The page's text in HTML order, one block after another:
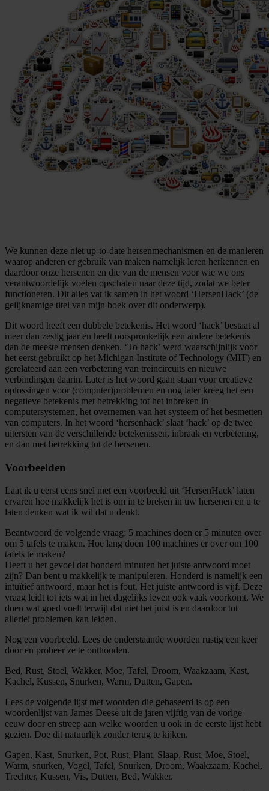
We kunnen deze niet up-to-date hersenmechanismen en de manieren
waarop anderen er gebruik van maken namelijk leren herkennen en
daardoor onze hersenen en die van de mensen voor wie we ons
verantwoordelijk voelen opschalen naar deze tijd, zodat we beter
functioneren. Dit alles vat ik samen in het woord ‘HersenHack’ (de
gelijknamige titel van mijn boek over dit onderwerp).
Dit woord heeft een dubbele betekenis. Het woord ‘hack’ bestaat al
meer dan zestig jaar en heeft oorspronkelijk een andere betekenis
dan de meeste mensen denken. ‘To hack’ werd waarschijnlijk voor
het eerst gebruikt op het Michigan Institute of Technology (MIT) en
gerelateerd aan een verbetering van treincircuits en nieuwe
verbindingen daarin. Later is het woord gaan staan voor creatieve
oplossingen voor (computer)problemen en nog later kreeg het een
negatieve betekenis met betrekking tot het inbreken in
computersystemen, het overnemen van het systeem of het besmetten
van computers. In het woord ‘hersenhack’ slaat ‘hack’ op de twee
uitersten van de verschillende betekenissen, inbraak en verbetering,
en dan met betrekking tot de hersenen.
Voorbeelden
Laat ik u eerst eens snel met een voorbeeld uit ‘HersenHack’ laten
ervaren hoe makkelijk het is om in te breken in uw hersenen en u te
laten denken wat ik wil dat u denkt.
Beantwoord de volgende vraag: 5 machines doen er 5 minuten over
om 5 tafels te maken. Hoe lang doen 100 machines er over om 100
tafels te maken?
Heeft u het gevoel dat honderd minuten het juiste antwoord moet
zijn? Dan bent u makkelijk te manipuleren. Honderd is namelijk een
intuïtief antwoord, maar het is fout. Het juiste antwoord is vijf. Deze
vraag leidt tot iets wat in het dagelijks leven ook vaak voorkomt. We
doen wat goed voelt terwijl dat niet het juist is en daardoor tot
allerlei problemen kan leiden.
Nog een voorbeeld. Lees de onderstaande woorden rustig een keer
door en probeer ze te onthouden.
Bed, Rust, Stoel, Wakker, Moe, Tafel, Droom, Waakzaam, Kast,
Kachel, Kussen, Snurken, Warm, Dutten, Gapen.
Lees de volgende lijst met woorden die gebaseerd is op een
woordenlijst van James Deese uit de jaren vijftig van de vorige
eeuw door en streep aan welke woorden u ook in de eerste lijst hebt
gezien. Doe dit natuurlijk zonder terug te kijken.
Gapen, Kast, Snurken, Pot, Rust, Plant, Slaap, Rust, Moe, Stoel,
Warm, snurken, Vogel, Tafel, Snurken, Droom, Waakzaam, Kachel,
Trechter, Kussen, Vis, Dutten, Bed, Wakker.